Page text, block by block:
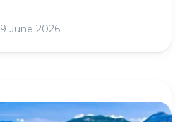
9 June 2026